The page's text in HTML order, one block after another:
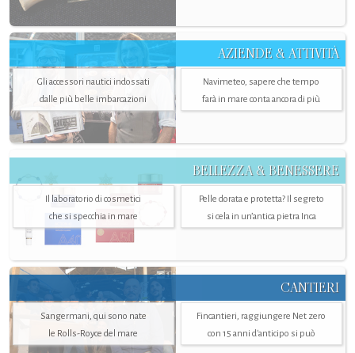
AZIENDE & ATTIVITÀ
Gli accessori nautici indossati
dalle più belle imbarcazioni
Navimeteo, sapere che tempo
farà in mare conta ancora di più
BELLEZZA & BENESSERE
Il laboratorio di cosmetici
che si specchia in mare
Pelle dorata e protetta? Il segreto
si cela in un’antica pietra Inca
CANTIERI
Sangermani, qui sono nate
le Rolls-Royce del mare
Fincantieri, raggiungere Net zero
con 15 anni d'anticipo si può